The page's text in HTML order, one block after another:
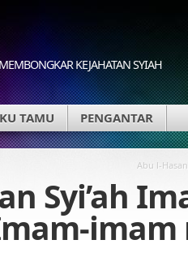
MEMBONGKAR KEJAHATAN SYIAH
TAMU PENGANTAR
Abu l-
Syi’ah
imam